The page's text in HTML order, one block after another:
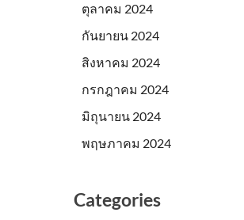
ตุลาคม 2024
กันยายน 2024
สิงหาคม 2024
กรกฎาคม 2024
มิถุนายน 2024
พฤษภาคม 2024
Categories